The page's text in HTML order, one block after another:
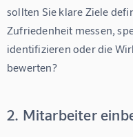
sollten Sie klare Ziele
Zufriedenheit messen,
identifizieren oder die
bewerten?
2. Mitarbeiter